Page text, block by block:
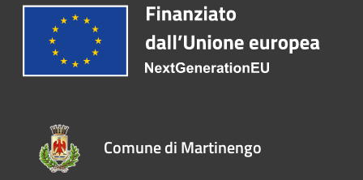
Comune di Martinengo